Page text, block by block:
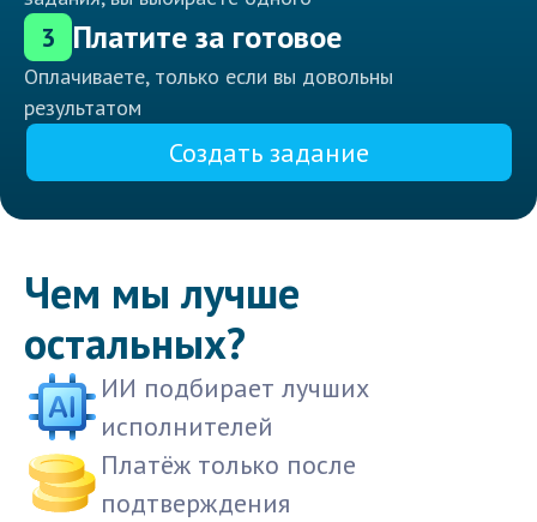
3 Платите за готовое
Оплачиваете, только если вы довольны
результатом
Создать задание
Чем мы лучше
остальных?
ИИ подбирает лучших
исполнителей
Платёж только после
подтверждения